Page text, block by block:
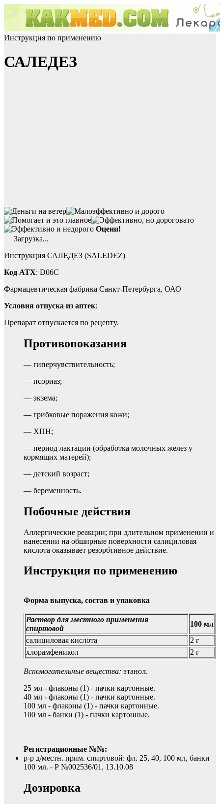
Инструкция по применению
САЛЕДЕЗ
Оцени!
Загрузка...
Инструкция САЛЕДЕЗ (SALEDEZ)
Код ATX: D06C
Фармацевтическая фабрика Санкт-Петербурга, ОАО
Условия отпуска из аптек:
Препарат отпускается по рецепту.
Противопоказания
— гиперчувствительность;
— псориаз;
— экзема;
— грибковые поражения кожи;
— ХПН;
— период лактации (обработка молочных желез у
кормящих матерей);
— детский возраст;
— беременность.
Побочные действия
Аллергические реакции; при длительном применении и
нанесении на обширные поверхности салициловая
кислота оказывает резорбтивное действие.
Инструкция по применению
Форма выпуска, состав и упаковка
Раствор для местного применения
спиртовой
100 мл
салициловая кислота
2 г
хлорамфеникол
2 г
Вспомогательные вещества: этанол.
25 мл - флаконы (1) - пачки картонные.
40 мл - флаконы (1) - пачки картонные.
100 мл - флаконы (1) - пачки картонные.
100 мл - банки (1) - пачки картонные.
Регистрационные №№:
р-р д/местн. прим. спиртовой: фл. 25, 40, 100 мл, банки
100 мл. - Р №002536/01, 13.10.08
Дозировка